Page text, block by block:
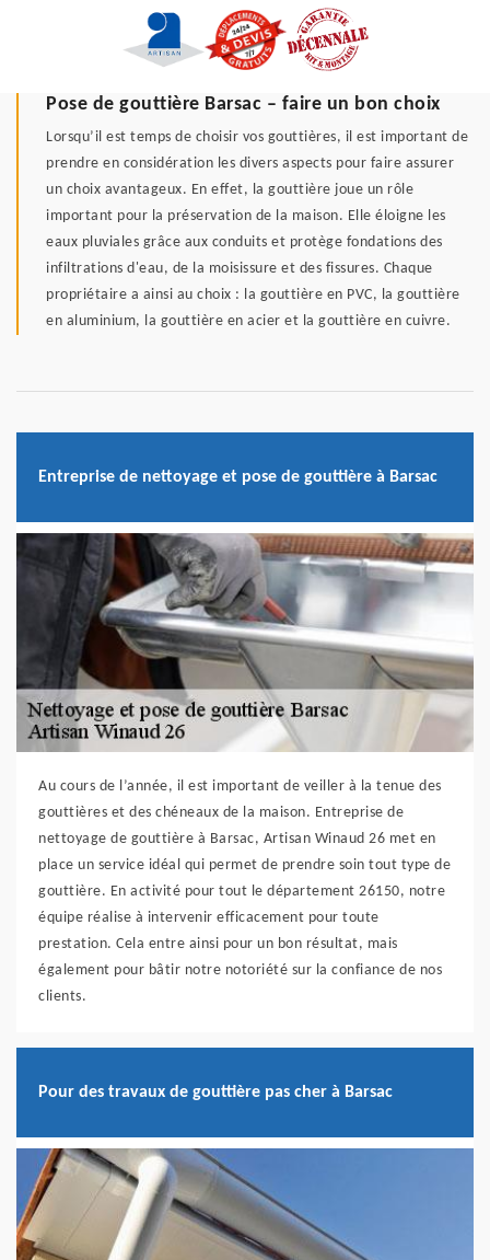
Pose de gouttière Barsac – faire un bon choix
Lorsqu’il est temps de choisir vos gouttières, il est important de
prendre en considération les divers aspects pour faire assurer
un choix avantageux. En effet, la gouttière joue un rôle
important pour la préservation de la maison. Elle éloigne les
eaux pluviales grâce aux conduits et protège fondations des
infiltrations d'eau, de la moisissure et des fissures. Chaque
propriétaire a ainsi au choix : la gouttière en PVC, la gouttière
en aluminium, la gouttière en acier et la gouttière en cuivre.
Entreprise de nettoyage et pose de gouttière à Barsac
Au cours de l’année, il est important de veiller à la tenue des
gouttières et des chéneaux de la maison. Entreprise de
nettoyage de gouttière à Barsac, Artisan Winaud 26 met en
place un service idéal qui permet de prendre soin tout type de
gouttière. En activité pour tout le département 26150, notre
équipe réalise à intervenir efficacement pour toute
prestation. Cela entre ainsi pour un bon résultat, mais
également pour bâtir notre notoriété sur la confiance de nos
clients.
Pour des travaux de gouttière pas cher à Barsac